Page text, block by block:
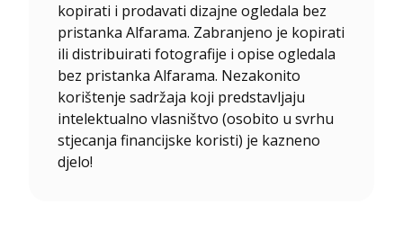
kopirati i prodavati dizajne ogledala bez
pristanka Alfarama. Zabranjeno je kopirati
ili distribuirati fotografije i opise ogledala
bez pristanka Alfarama. Nezakonito
korištenje sadržaja koji predstavljaju
intelektualno vlasništvo (osobito u svrhu
stjecanja financijske koristi) je kazneno
djelo!